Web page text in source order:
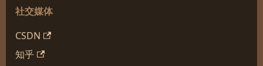
社交媒体
CSDN
知乎